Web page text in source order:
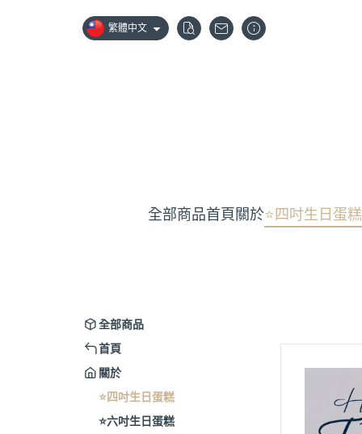
繁體中文
全部商品首頁 關於⭐️四吋生日蛋糕
全部商品
首頁
關於
⭐️四吋生日蛋糕
⭐️六吋生日蛋糕